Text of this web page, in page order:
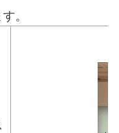
。